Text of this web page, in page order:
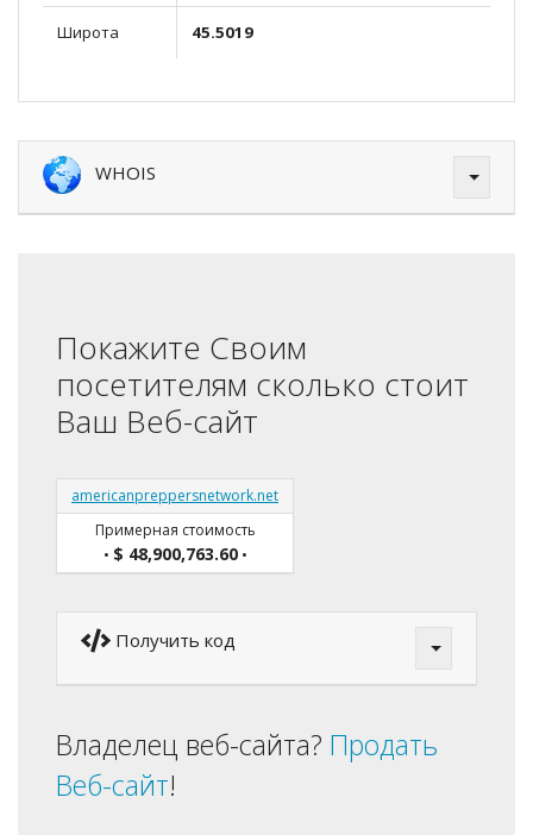
Широта 45.5019
WHOIS
Покажите Своим
посетителям сколько стоит
Ваш Веб-сайт
americanpreppersnetwork.net
Примерная стоимость
• $ 48,900,763.60•
Получить код
Владелец веб-сайта? Продать
Веб-сайт!